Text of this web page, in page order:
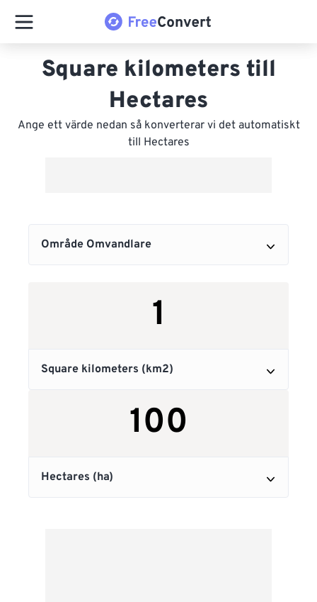
Square kilometers till
Hectares
Ange ett värde nedan så konverterar vi det automatiskt
till Hectares